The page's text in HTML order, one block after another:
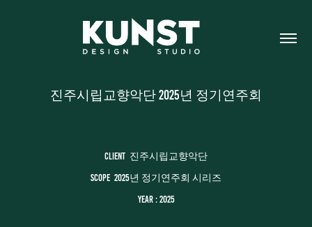
진주시립교향악단 2025년 정기연주회
Client 진주시립교향악단
Scope 2025년 정기연주회 시리즈
Year : 2025